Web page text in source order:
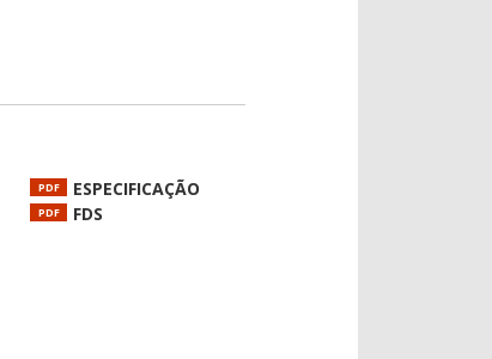
PDF ESPECIFICAÇÃO
PDF FDS